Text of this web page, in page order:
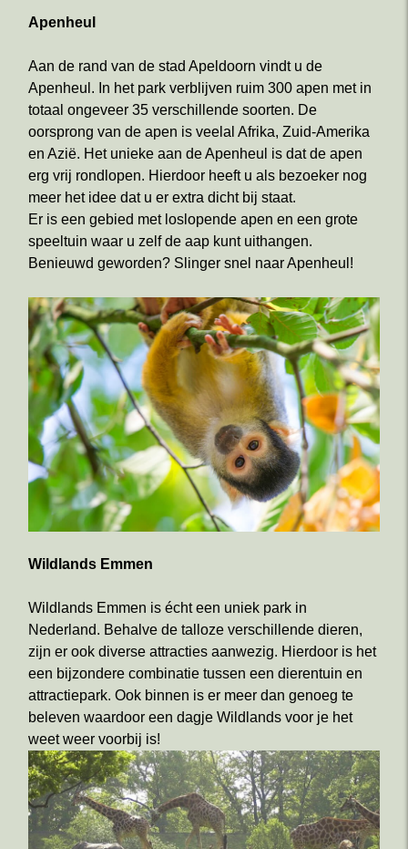
Apenheul
Aan de rand van de stad Apeldoorn vindt u de
Apenheul. In het park verblijven ruim 300 apen met in
totaal ongeveer 35 verschillende soorten. De
oorsprong van de apen is veelal Afrika, Zuid-Amerika
en Azië. Het unieke aan de Apenheul is dat de apen
erg vrij rondlopen. Hierdoor heeft u als bezoeker nog
meer het idee dat u er extra dicht bij staat.
Er is een gebied met loslopende apen en een grote
speeltuin waar u zelf de aap kunt uithangen.
Benieuwd geworden? Slinger snel naar Apenheul!
Wildlands Emmen
Wildlands Emmen is écht een uniek park in
Nederland. Behalve de talloze verschillende dieren,
zijn er ook diverse attracties aanwezig. Hierdoor is het
een bijzondere combinatie tussen een dierentuin en
attractiepark. Ook binnen is er meer dan genoeg te
beleven waardoor een dagje Wildlands voor je het
weet weer voorbij is!